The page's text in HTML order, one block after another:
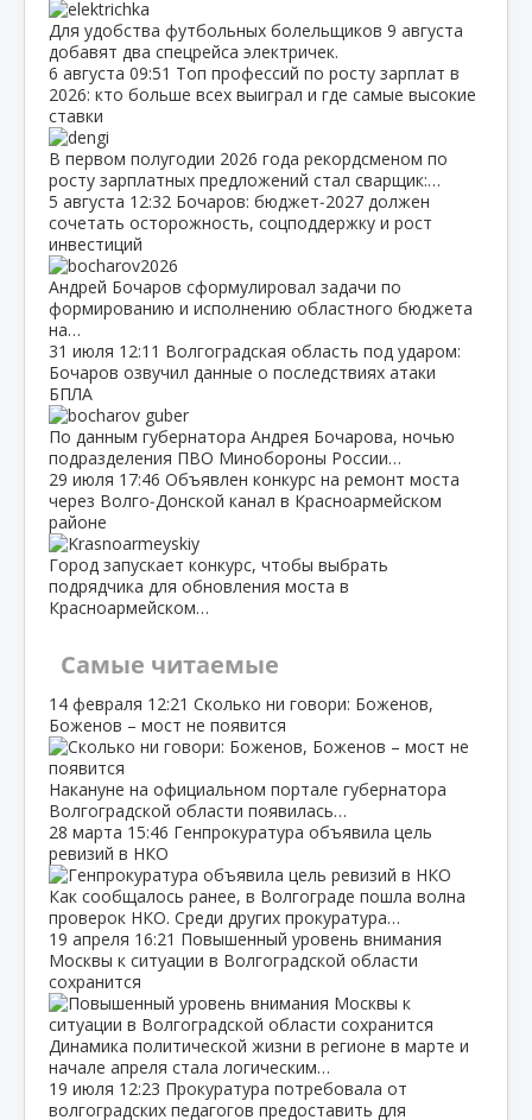
Для удобства футбольных болельщиков 9 августа
добавят два спецрейса электричек.
6 августа 09:51 Топ профессий по росту зарплат в
2026: кто больше всех выиграл и где самые высокие
ставки
В первом полугодии 2026 года рекордсменом по
росту зарплатных предложений стал сварщик:…
5 августа 12:32 Бочаров: бюджет‑2027 должен
сочетать осторожность, соцподдержку и рост
инвестиций
Андрей Бочаров сформулировал задачи по
формированию и исполнению областного бюджета
на…
31 июля 12:11 Волгоградская область под ударом:
Бочаров озвучил данные о последствиях атаки
БПЛА
По данным губернатора Андрея Бочарова, ночью
подразделения ПВО Минобороны России…
29 июля 17:46 Объявлен конкурс на ремонт моста
через Волго‑Донской канал в Красноармейском
районе
Город запускает конкурс, чтобы выбрать
подрядчика для обновления моста в
Красноармейском…
Самые читаемые
14 февраля 12:21 Сколько ни говори: Боженов,
Боженов – мост не появится
Накануне на официальном портале губернатора
Волгоградской области появилась…
28 марта 15:46 Генпрокуратура объявила цель
ревизий в НКО
Как сообщалось ранее, в Волгограде пошла волна
проверок НКО. Среди других прокуратура…
19 апреля 16:21 Повышенный уровень внимания
Москвы к ситуации в Волгоградской области
сохранится
Динамика политической жизни в регионе в марте и
начале апреля стала логическим…
19 июля 12:23 Прокуратура потребовала от
волгоградских педагогов предоставить для